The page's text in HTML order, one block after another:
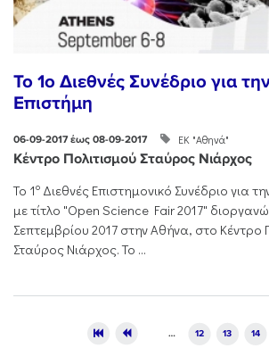
Το 1ο Διεθνές Συνέδριο για
Επιστήμη
06-09-2017 έως 08-09-2017 ΕΚ "Αθηνά"
Κέντρο Πολιτισμού Σταύρος Νιάρχος
Το 1ο Διεθνές Επιστημονικό Συνέδριο για
με τίτλο "Open Science Fair 2017"
Σεπτεμβρίου 2017 στην Αθήνα, στο Κέντρο
Σταύρος Νιάρχος. Το ...
… 12 13 14